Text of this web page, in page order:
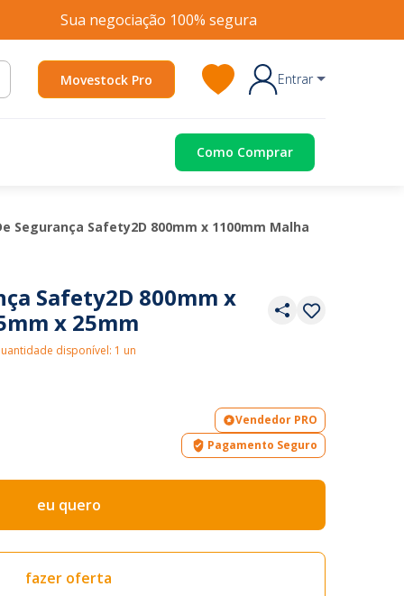
Sua negociação 100% segura
Movestock Pro Entrar
Como Comprar
Segurança Safety2D 800mm x 1100mm Malha
Safety2D 800mm x
x 25mm
disponível: 1 un
Vendedor PRO
Pagamento Seguro
eu quero
fazer oferta